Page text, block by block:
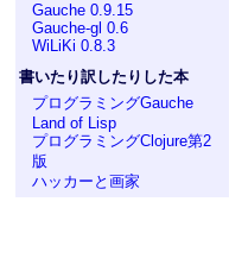
Gauche 0.9.15
Gauche-gl 0.6
WiLiKi 0.8.3
書いたり訳したりした本
プログラミングGauche
Land of Lisp
プログラミングClojure第2
版
ハッカーと画家